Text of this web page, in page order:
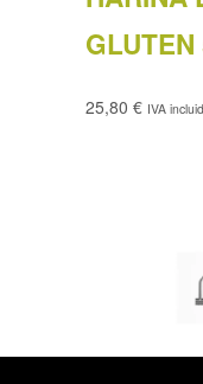
25,80 € IVA